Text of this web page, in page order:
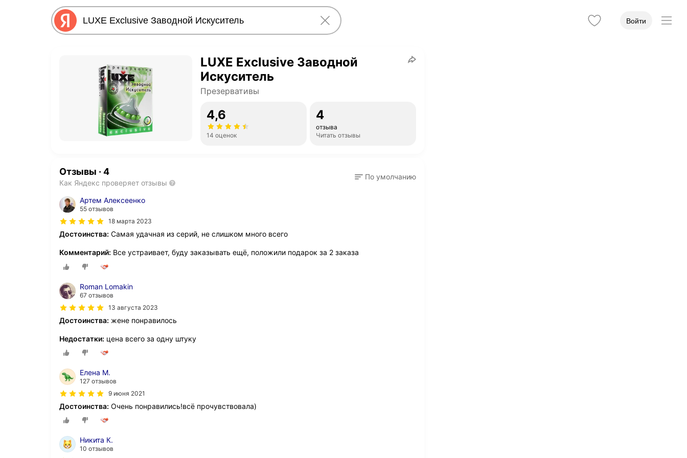
Войти
LUXE Exclusive Заводной
Искуситель
Презервативы
4,6
14 оценок
4
отзыва
Читать отзывы
Отзывы · 4
Как Яндекс проверяет отзывы
По умолчанию
Артем Алексеенко
55 отзывов
18 марта 2023
Достоинства: Самая удачная из серий, не слишком много всего
Комментарий: Все устраивает, буду заказывать ещё, положили подарок за 2 заказа
Roman Lomakin
67 отзывов
13 августа 2023
Достоинства: жене понравилось
Недостатки: цена всего за одну штуку
Елена М.
127 отзывов
9 июня 2021
Достоинства: Очень понравились!всё прочувствовала)
Никита К.
10 отзывов